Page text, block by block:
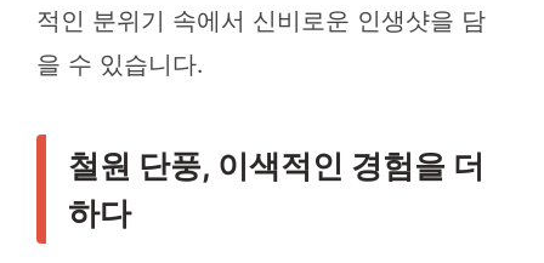
적인 분위기 속에서 신비로운 인생샷을 담
을 수 있습니다.
철원 단풍, 이색적인 경험을 더
하다